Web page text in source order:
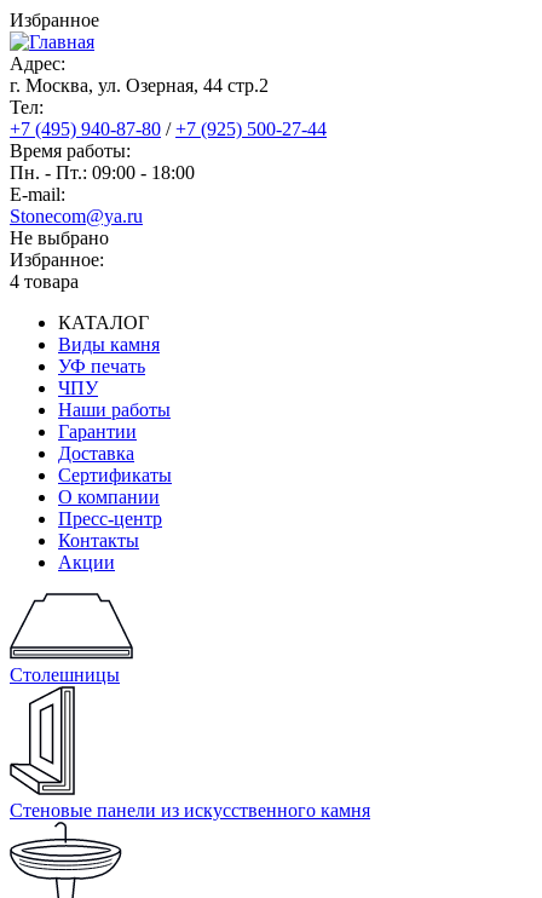
Перейти
к
основному
содержанию
Избранное
Адрес:
г. Москва, ул. Озерная, 44 cтр.2
Тел:
+7 (495) 940-87-80 /+7 (925) 500-27-44
Время работы:
Пн. - Пт.: 09:00 - 18:00
E-mail:
Stonecom@ya.ru
Не выбрано
Избранное:
4 товара
Основная
навигация
КАТАЛОГ
Виды камня
УФ печать
ЧПУ
Наши работы
Гарантии
Доставка
Сертификаты
О компании
Пресс-центр
Контакты
Акции
Столешницы
Стеновые панели из искусственного камня